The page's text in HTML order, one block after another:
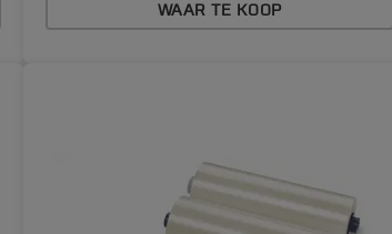
WAAR TE KOOP